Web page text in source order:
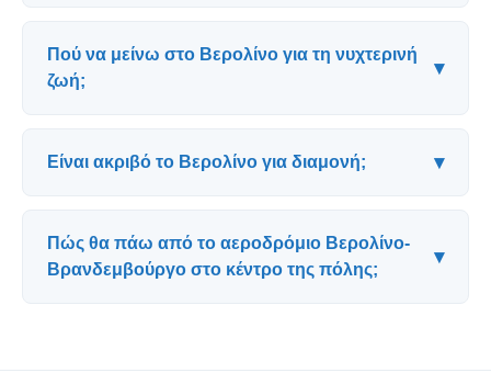
Πού να μείνω στο Βερολίνο για τη νυχτερινή
ζωή;
▾
Είναι ακριβό το Βερολίνο για διαμονή; ▾
Πώς θα πάω από το αεροδρόμιο Βερολίνο-
Βρανδεμβούργο στο κέντρο της πόλης;
▾